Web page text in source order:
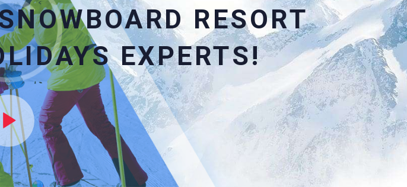
RESORT
EXPERTS!